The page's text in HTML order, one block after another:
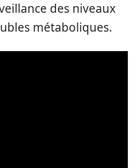
des niveaux
métaboliques.